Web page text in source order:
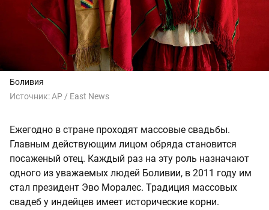
Боливия
Источник:AP / East News
Ежегодно в стране проходят массовые свадьбы.
Главным действующим лицом обряда становится
посаженый отец. Каждый раз на эту роль назначают
одного из уважаемых людей Боливии, в 2011 году им
стал президент Эво Моралес. Традиция массовых
свадеб у индейцев имеет исторические корни.